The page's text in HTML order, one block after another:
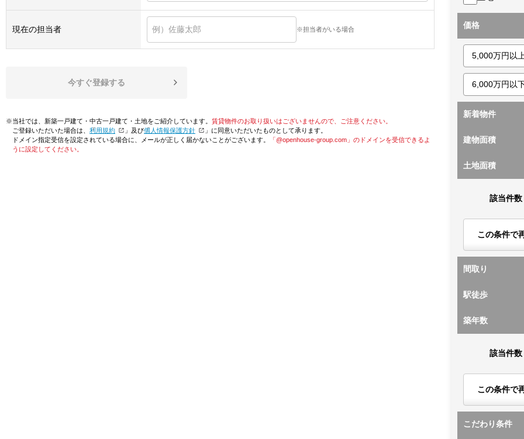
現在の担当者 ※担当者がいる場合
今すぐ登録する
※当社では、新築一戸建て・中古一戸建て・土地をご紹介しています。 賃貸物件のお取り扱いはございませんので、ご注意ください。
ご登録いただいた場合は、「利用規約 」及び「個人情報保護方針
」に同意いただいたものとして承ります。
ドメイン指定受信を設定されている場合に、メールが正しく届かないことがございます。
「@openhouse-group.com」のドメインを受信できるよ
うに設定してください。
価格
新着物件
建物面積
土地面積
該当件数
この条件で
間取り
駅徒歩
築年数
該当件数
この条件で
こだわり条件